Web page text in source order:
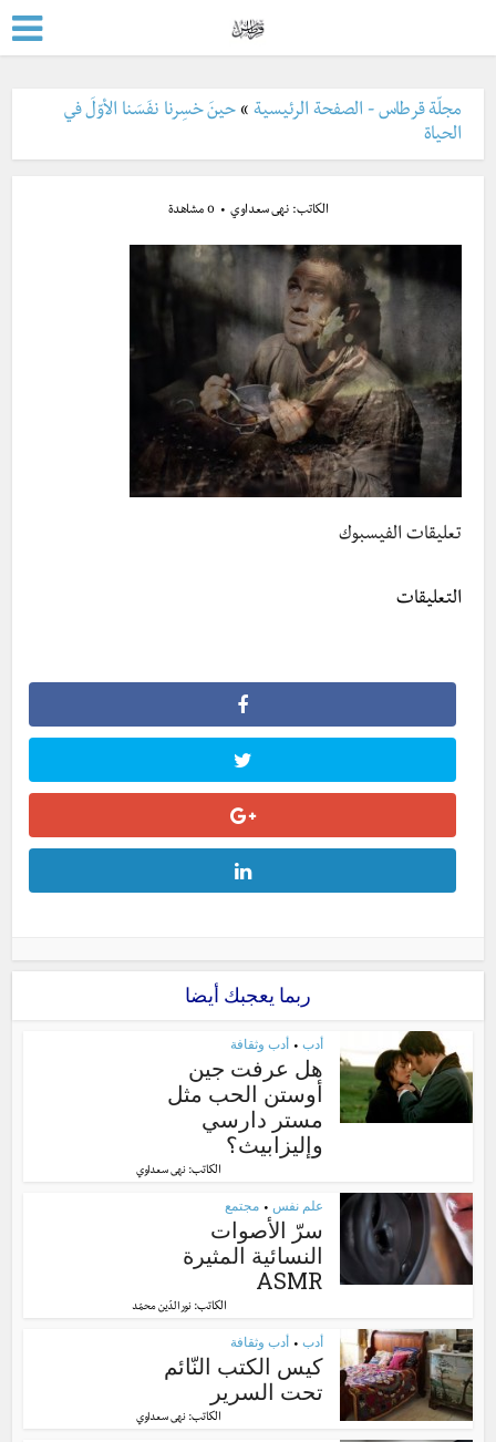
مجلّة قرطاس - الصفحة الرئيسية »حينَ خسِرنا نفَسَنا الأوّلَ في
الحياة
الكاتب:نهى سعداوي 0 مشاهدة
تعليقات الفيسبوك
التعليقات
ربما يعجبك أيضا
أدب • أدب وثقافة
هل عرفت جين
أوستن الحب مثل
مستر دارسي
وإليزابيث؟
الكاتب: نهى سعداوي
علم نفس • مجتمع
سرّ الأصوات
النسائية المثيرة
ASMR
الكاتب:نور الدّين محمّد
أدب • أدب وثقافة
كيس الكتب النّائم
تحت السرير
الكاتب: نهى سعداوي